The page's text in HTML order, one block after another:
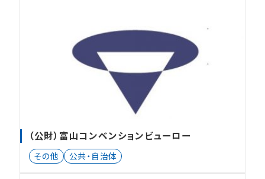
（公財）富山コンベンションビューロー
その他 公共・自治体